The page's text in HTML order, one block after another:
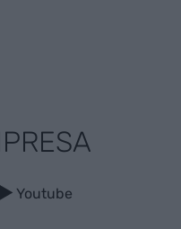
Youtube